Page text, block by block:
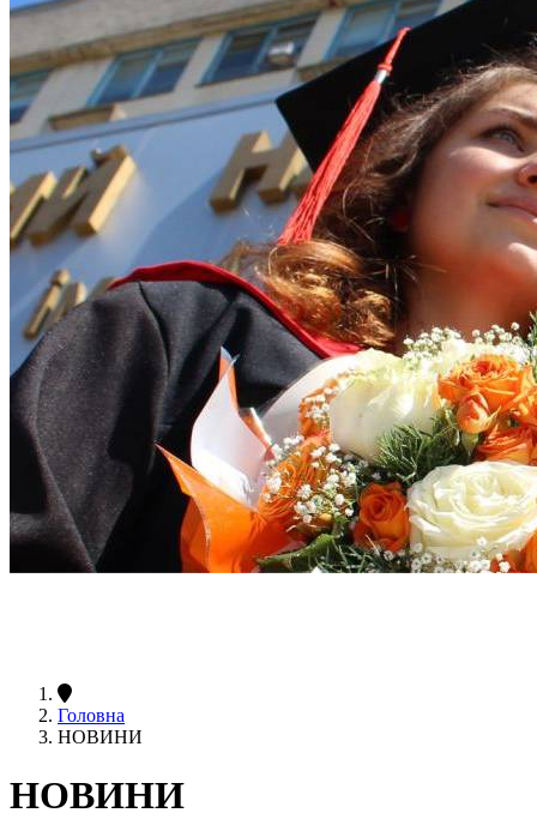
Головна
НОВИНИ
НОВИНИ